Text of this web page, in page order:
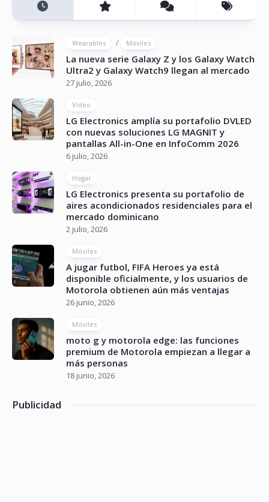
Wearables / Móviles
La nueva serie Galaxy Z y los Galaxy Watch
Ultra2 y Galaxy Watch9 llegan al mercado
27 julio, 2026
Vídeo
LG Electronics amplía su portafolio DVLED
con nuevas soluciones LG MAGNIT y
pantallas All-in-One en InfoComm 2026
6 julio, 2026
Hogar
LG Electronics presenta su portafolio de
aires acondicionados residenciales para el
mercado dominicano
2 julio, 2026
Móviles
A jugar futbol, FIFA Heroes ya está
disponible oficialmente, y los usuarios de
Motorola obtienen aún más ventajas
26 junio, 2026
Móviles
moto g y motorola edge: las funciones
premium de Motorola empiezan a llegar a
más personas
18 junio, 2026
Publicidad